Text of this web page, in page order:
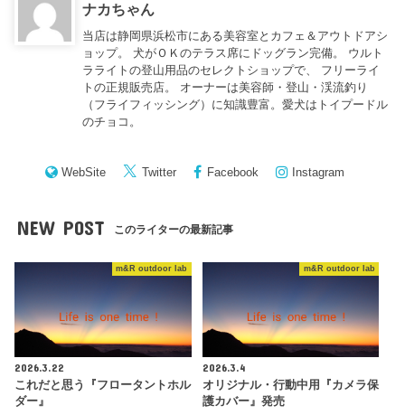
ナカちゃん
当店は静岡県浜松市にある美容室とカフェ＆アウトドアシ
ョップ。 犬がＯＫのテラス席にドッグラン完備。 ウルト
ラライトの登山用品のセレクトショップで、 フリーライ
トの正規販売店。 オーナーは美容師・登山・渓流釣り
（フライフィッシング）に知識豊富。愛犬はトイプードル
のチョコ。
WebSite Twitter Facebook Instagram
NEW POST このライターの最新記事
m&R outdoor lab
2026.3.22
これだと思う『フロータントホル
ダー』
m&R outdoor lab
2026.3.4
オリジナル・行動中用『カメラ保
護カバー』発売